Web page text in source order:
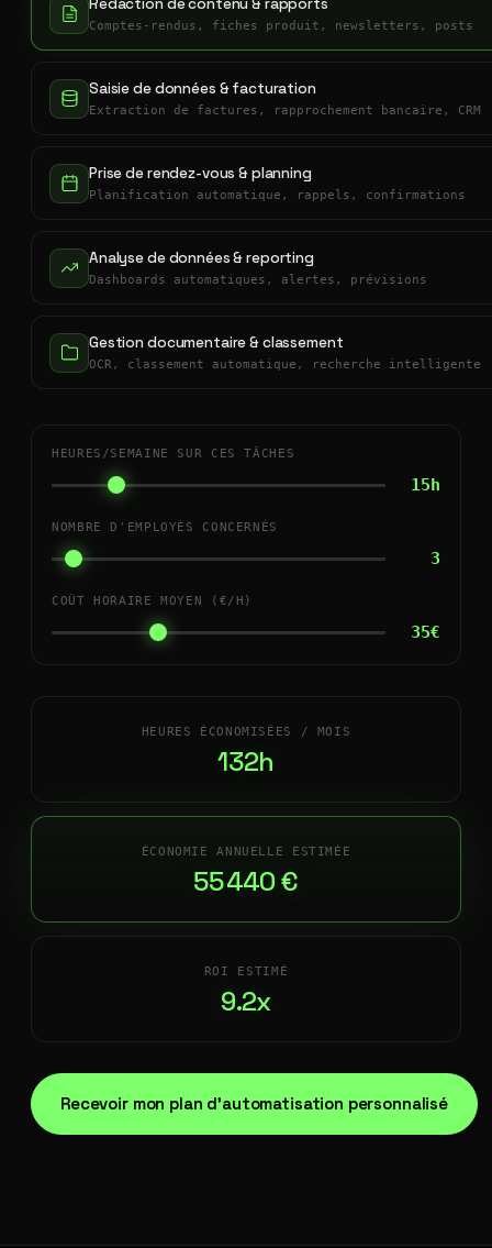
Rédaction de contenu & rapports
Comptes-rendus, fiches produit, newsletters, posts
Saisie de données & facturation
Extraction de factures, rapprochement bancaire, CRM
Prise de rendez-vous & planning
Planification automatique, rappels, confirmations
Analyse de données & reporting
Dashboards automatiques, alertes, prévisions
Gestion documentaire & classement
OCR, classement automatique, recherche intelligente
HEURES/SEMAINE SUR CES TÂCHES
15h
NOMBRE D'EMPLOYÉS CONCERNÉS
3
COÛT HORAIRE MOYEN (€/H)
35€
HEURES ÉCONOMISÉES / MOIS
132h
ÉCONOMIE ANNUELLE ESTIMÉE
55 440 €
ROI ESTIMÉ
9.2x
Recevoir mon plan d'automatisation personnalisé